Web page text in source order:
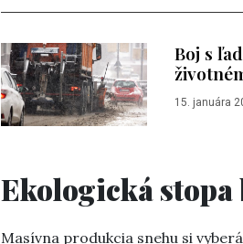
Boj s
15. januára
Ekologická
Masívna produkcia snehu si